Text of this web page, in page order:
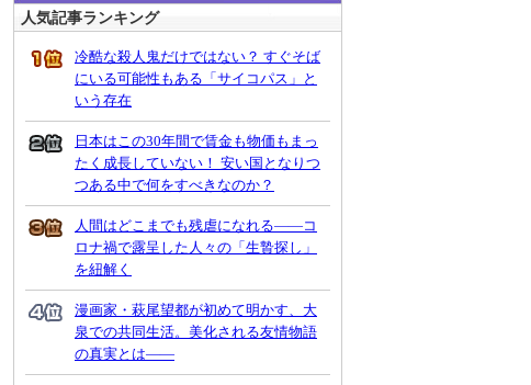
人気記事ランキング
冷酷な殺人鬼だけではない？ すぐそば
にいる可能性もある「サイコパス」と
いう存在
日本はこの30年間で賃金も物価もまっ
たく成長していない！ 安い国となりつ
つある中で何をすべきなのか？
人間はどこまでも残虐になれる――コ
ロナ禍で露呈した人々の「生贄探し」
を紐解く
漫画家・萩尾望都が初めて明かす、大
泉での共同生活。美化される友情物語
の真実とは――